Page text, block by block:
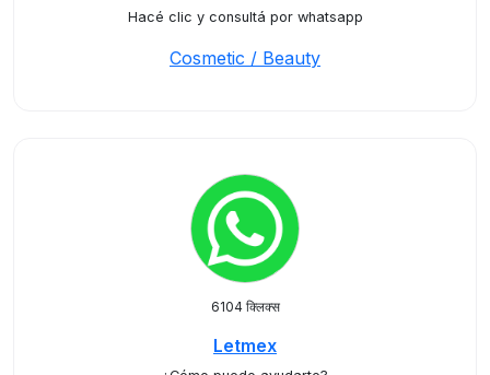
Hacé clic y consultá por whatsapp
Cosmetic / Beauty
6104 क्लिक्स
Letmex